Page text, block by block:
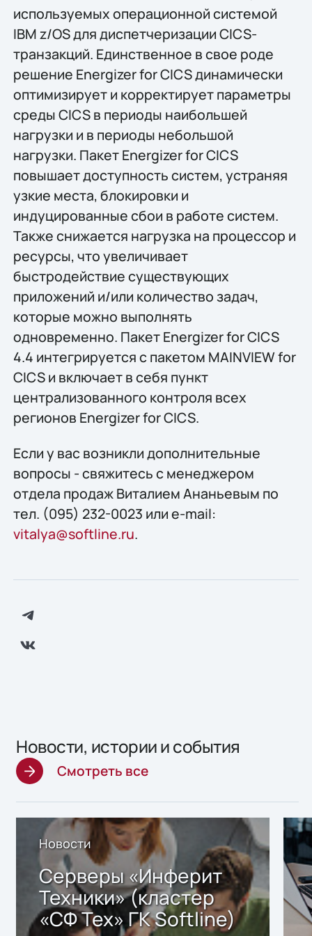
используемых операционной системой
IBM z/OS для диспетчеризации CICS-
транзакций. Единственное в свое роде
решение Energizer for CICS динамически
оптимизирует и корректирует параметры
среды CICS в периоды наибольшей
нагрузки и в периоды небольшой
нагрузки. Пакет Energizer for CICS
повышает доступность систем, устраняя
узкие места, блокировки и
индуцированные сбои в работе систем.
Также снижается нагрузка на процессор и
ресурсы, что увеличивает
быстродействие существующих
приложений и/или количество задач,
которые можно выполнять
одновременно. Пакет Energizer for CICS
4.4 интегрируется с пакетом MAINVIEW for
CICS и включает в себя пункт
централизованного контроля всех
регионов Energizer for CICS.
Если у вас возникли дополнительные
вопросы - свяжитесь с менеджером
отдела продаж Виталием Ананьевым по
тел. (095) 232-0023 или e-mail:
vitalya@softline.ru.
Новости, истории и события
Смотреть все
Новости
Серверы «Инферит
Техники» (кластер
«СФ Тех» ГК Softline)